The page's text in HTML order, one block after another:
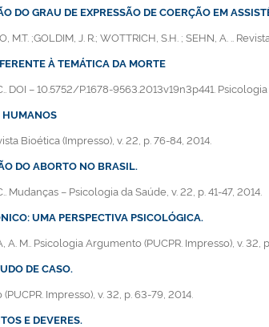
DO GRAU DE EXPRESSÃO DE COERÇÃO EM
M.T. ;GOLDIM, J. R.; WOTTRICH, S.H. ; SEHN, A. ..
À TEMÁTICA DA MORTE
DOI – 10.5752/P.1678-9563.2013v19n3p441.
HUMANOS
Bioética (Impresso), v. 22, p. 76-84, 2014.
DO ABORTO NO BRASIL.
Mudanças – Psicologia da Saúde, v. 22, p. 41-47, 2014.
UMA PERSPECTIVA PSICOLÓGICA.
A. M.. Psicologia Argumento (PUCPR. Impresso), v. 32,
DE CASO.
Impresso), v. 32, p. 63-79, 2014.
E DEVERES.